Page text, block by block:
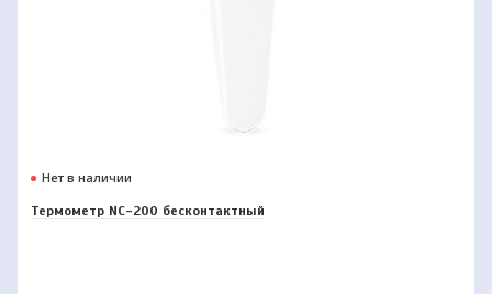
Нет в наличии
Термометр NC-200 бесконтактный